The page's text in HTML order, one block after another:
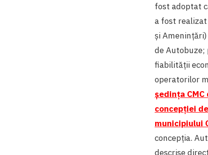
fost adoptat
a fost realizat
și
de Autobuze;
fiabilității
operatorilor
ședința
concepţiei
municipiului
concepția.
descrise